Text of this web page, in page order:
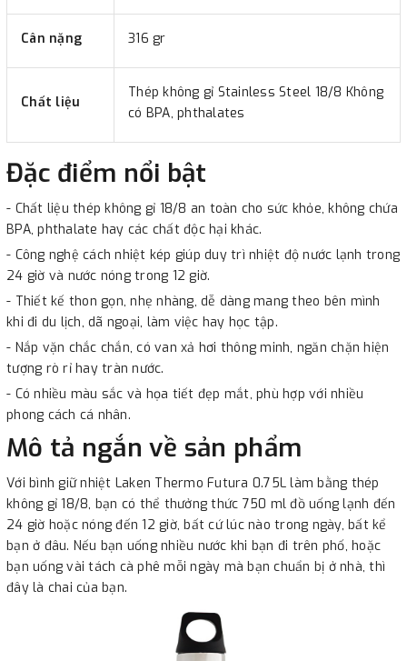
Cân nặng 316 gr
Chất liệu
Thép không gỉ Stainless Steel 18/8 Không
có BPA, phthalates
Đặc điểm nổi bật
- Chất liệu thép không gỉ 18/8 an toàn cho sức khỏe, không chứa
BPA, phthalate hay các chất độc hại khác.
- Công nghệ cách nhiệt kép giúp duy trì nhiệt độ nước lạnh trong
24 giờ và nước nóng trong 12 giờ.
- Thiết kế thon gọn, nhẹ nhàng, dễ dàng mang theo bên mình
khi đi du lịch, dã ngoại, làm việc hay học tập.
- Nắp vặn chắc chắn, có van xả hơi thông minh, ngăn chặn hiện
tượng rò rỉ hay tràn nước.
- Có nhiều màu sắc và họa tiết đẹp mắt, phù hợp với nhiều
phong cách cá nhân.
Mô tả ngắn về sản phẩm
Với bình giữ nhiệt Laken Thermo Futura 0.75L làm bằng thép
không gỉ 18/8, bạn có thể thưởng thức 750 ml đồ uống lạnh đến
24 giờ hoặc nóng đến 12 giờ, bất cứ lúc nào trong ngày, bất kể
bạn ở đâu. Nếu bạn uống nhiều nước khi bạn đi trên phố, hoặc
bạn uống vài tách cà phê mỗi ngày mà bạn chuẩn bị ở nhà, thì
đây là chai của bạn.